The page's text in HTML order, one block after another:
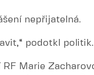
nepřijatelná.
podotkl politik.
Marie